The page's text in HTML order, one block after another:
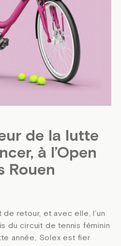
de la lutte
à l’Open
Rouen
de retour, et avec elle, l’un
du circuit de tennis féminin
année, Solex est fier